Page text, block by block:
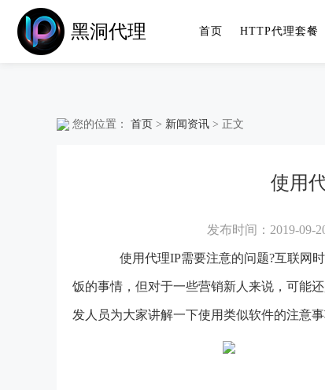
黑洞代理 首页 HTTP代理套餐
您的位置： 首页 > 新闻资讯 > 正文
使用
发布时间：2019-09-
使用代理IP需要注意的问题?互联网时
饭的事情，但对于一些营销新人来说，可能
发人员为大家讲解一下使用类似软件的注意事